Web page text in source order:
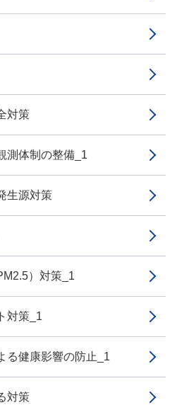
対策
体制の整備_1
生源対策
）対策_1
対策_1
健康影響の防止_1
対策